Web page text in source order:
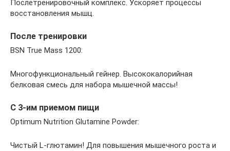
Послетренировочный комплекс. Ускоряет процессы
восстановления мышц.
После тренировки
BSN True Mass 1200:
Многофункциональный гейнер. Высококалорийная
белковая смесь для набора мышечной массы!
С 3-им приемом пищи
Optimum Nutrition Glutamine Powder:
Чистый L-глютамин! Для повышения мышечного роста и